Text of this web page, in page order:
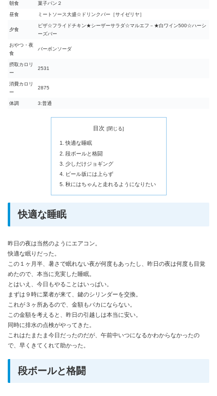
朝食 菓子パン２
昼食 ミートソース大盛☆ドリンクバー［サイゼリヤ］
夕食
ピザ☆フライドチキン★シーザーサラダ☆マルエフ－★白ワイン500☆ハーシ
ーズバー
おやつ・夜
食
バーボンソーダ
摂取カロリ
ー
2531
消費カロリ
ー
2875
体調 3:普通
目次
快適な睡眠
段ボールと格闘
少しだけジョギング
ビール坂には上らず
秋にはちゃんと走れるようになりたい
快適な睡眠
昨日の夜は当然のようにエアコン。
快適な眠りだった。
この１ヶ月半、暑さで眠れない夜が何度もあったし、昨日の夜は何度も目覚
めたので、本当に充実した睡眠。
とはいえ、今日もやることはいっぱい。
まずは９時に業者が来て、鍵のシリンダーを交換。
これが３ヶ所あるので、金額もバカにならない。
この金額を考えると、昨日の引越しは本当に安い。
同時に排水の点検がやってきた。
これはたまたま今日だったのだが、午前中いつになるかわからなかったの
で、早くきてくれて助かった。
段ボールと格闘